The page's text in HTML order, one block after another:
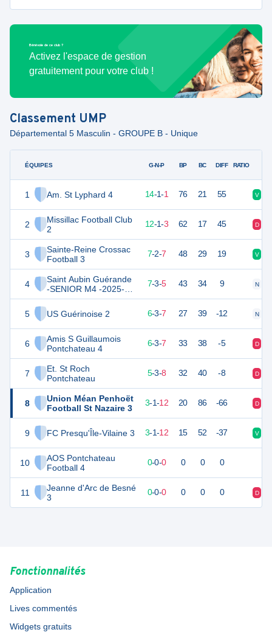
Bénévole de ce club ?
Activez l'espace de gestion
gratuitement pour votre club !
Classement UMP
Départemental 5 Masculin - GROUPE B - Unique
ÉQUIPES
1 Am. St Lyphard 4
2
Missillac Football Club
2
3
Sainte-Reine Crossac
Football 3
4
Saint Aubin Guérande
-SENIOR M4 -2025-
2026
5
US Guérinoise 2
6
Amis S Guillaumois
Pontchateau 4
7
Et. St Roch
Pontchateau
8
Union Méan Penhoët
Football St Nazaire 3
9 FC Presqu'Île-Vilaine 3
10
AOS Pontchateau
Football 4
11
Jeanne d'Arc de Besné
3
G-N-P BP BC DIFF RATIO
43 14-1-1 76 21 55 V
37 16 12-1-3 62 17 45 D
23 16 7-2-7 48 29 19 V
23 16 7-3-5 43 34 9 N
21 6-3-7 27 39 -12 N
20 6-3-7 33 38 -5 D
5-3-8 32 40 -8 D
10 16 3-1-12 20 86 -66 D
10 16 3-1-12 15 52 -37 V
0 0-0-0 0 0 0
0 0 0-0-0 0 0 0 D
Fonctionnalités
Application
Lives commentés
Widgets gratuits